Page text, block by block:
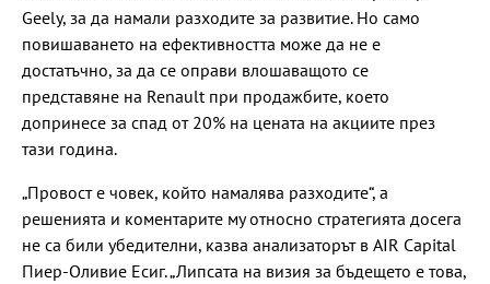
Geely, за да намали разходите за развитие. Но само
повишаването на ефективността може да не е
достатъчно, за да се оправи влошаващото се
представяне на Renault при продажбите, което
допринесе за спад от 20% на цената на акциите през
тази година.
„Провост е човек, който намалява разходите“, а
решенията и коментарите му относно стратегията досега
не са били убедителни, казва анализаторът в AIR Capital
Пиер-Оливие Есиг. „Липсата на визия за бъдещето е това,